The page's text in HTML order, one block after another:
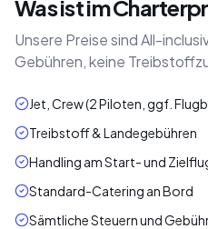
Was ist im
Unsere Preise sind All-
Gebühren, keine
Jet, Crew (2 Piloten, ggf.
Treibstoff & Landegebühren
Handling am Start- und
Standard-Catering an Bord
Sämtliche Steuern und